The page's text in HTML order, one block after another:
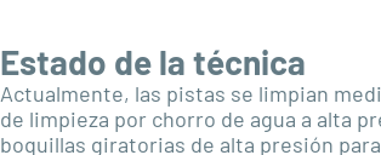
Estado de la técnica
Actualmente, las pistas se limpian
de limpieza por chorro de agua a alta
boquillas giratorias de alta presión